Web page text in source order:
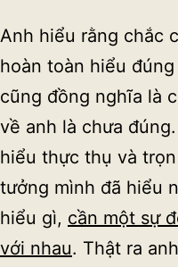
Anh hiểu rằng chắc
hoàn toàn hiểu
cũng đồng nghĩa là
về anh là chưa
hiểu thực thụ và
tưởng mình đã hiểu
hiểu gì, cần một sự
với nhau. Thật ra